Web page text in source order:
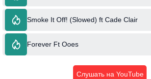
Smoke It Off! (Slowed) ft Cade Clair
Forever Ft Ooes
Слушать на YouTube